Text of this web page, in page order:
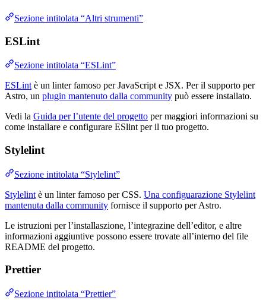
Sezione intitolata “Altri strumenti”
ESLint
Sezione intitolata “ESLint”
ESLint è un linter famoso per JavaScript e JSX. Per il supporto per
Astro, un plugin mantenuto dalla community può essere installato.
Vedi la Guida per l’utente del progetto per maggiori informazioni su
come installare e configurare ESlint per il tuo progetto.
Stylelint
Sezione intitolata “Stylelint”
Stylelint è un linter famoso per CSS. Una configuarazione Stylelint
mantenuta dalla community fornisce il supporto per Astro.
Le istruzioni per l’installaszione, l’integrazine dell’editor, e altre
informazioni aggiuntive possono essere trovate all’interno del file
README del progetto.
Prettier
Sezione intitolata “Prettier”